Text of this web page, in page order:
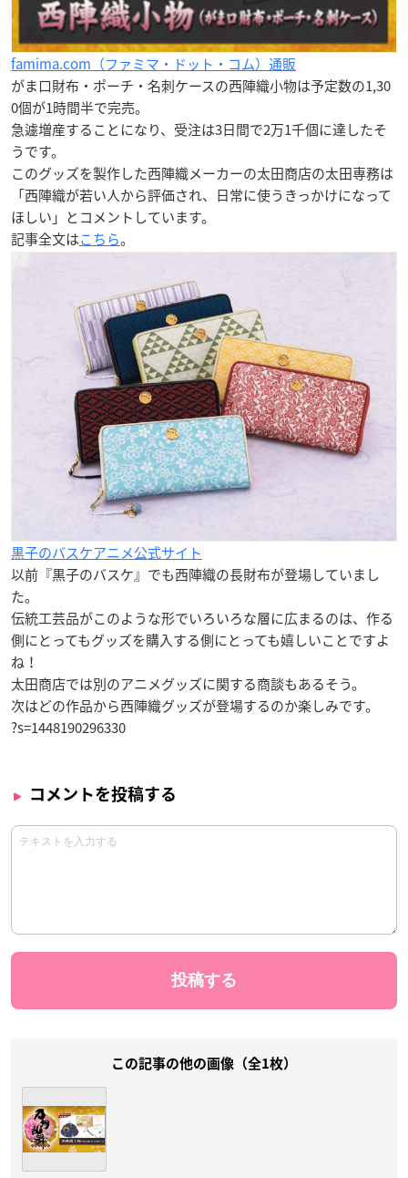
famima.com（ファミマ・ドット・コム）通販
がま口財布・ポーチ・名刺ケースの西陣織小物は予定数の1,30
0個が1時間半で完売。
急遽増産することになり、受注は3日間で2万1千個に達したそ
うです。
このグッズを製作した西陣織メーカーの太田商店の太田専務は
「西陣織が若い人から評価され、日常に使うきっかけになって
ほしい」とコメントしています。
記事全文はこちら。
黒子のバスケアニメ公式サイト
以前『黒子のバスケ』でも西陣織の長財布が登場していまし
た。
伝統工芸品がこのような形でいろいろな層に広まるのは、作る
側にとってもグッズを購入する側にとっても嬉しいことですよ
ね！
太田商店では別のアニメグッズに関する商談もあるそう。
次はどの作品から西陣織グッズが登場するのか楽しみです。
?s=1448190296330
コメントを投稿する
この記事の他の画像（全1枚）